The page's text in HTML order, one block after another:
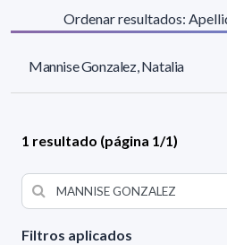
Filtros aplicados
Ordenar resultados:
Mannise Gonzalez, Natalia
1 resultado (página 1/1)